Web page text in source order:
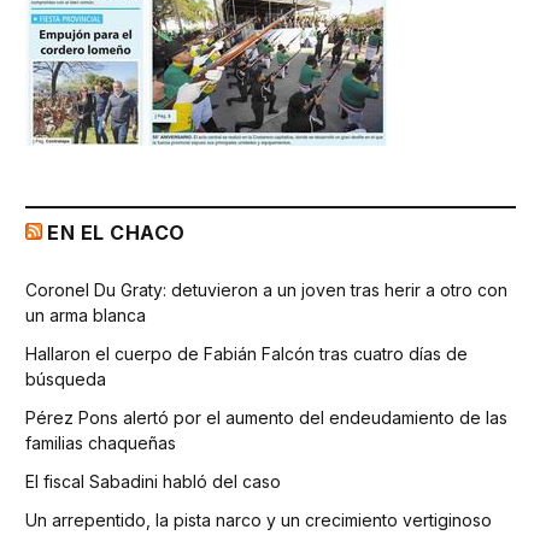
EN EL CHACO
Coronel Du Graty: detuvieron a un joven tras herir a otro con
un arma blanca
Hallaron el cuerpo de Fabián Falcón tras cuatro días de
búsqueda
Pérez Pons alertó por el aumento del endeudamiento de las
familias chaqueñas
El fiscal Sabadini habló del caso
Un arrepentido, la pista narco y un crecimiento vertiginoso